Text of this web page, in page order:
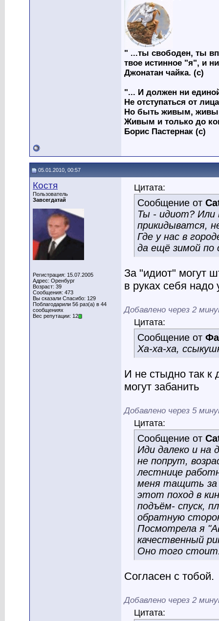
" ...ты свободен, ты
твое истинное "я", и
Джонатан чайка. (с)
"... И должен ни
Не отступаться от
Но быть живым,
Живым и только до
Борис Пастернак (с)
05.01.2010, 00:57
Костя
Пользователь
Завсегдатай
Регистрация: 15.07.2005
Адрес: Оренбург
Возраст: 39
Сообщения: 473
Вы сказали Спасибо: 129
Поблагодарили 56 раз(а) в 44
сообщениях
Вес репутации: 12
Цитата:
Сообщение от
Ты - идиот? Или
прикидыватся,
Где у нас в
да ещё зимой по
За "идиот" могут
в руках себя надо
Добавлено через 2
Цитата:
Сообщение от
Ха-ха-ха,
И не стыдно так к
могут забанить
Добавлено через 5
Цитата:
Сообщение от
Иди далеко и на
не попрут,
лестнице
меня тащить за
этот поход в
подъём- спуск,
обратную
Посмотрела я
качественный
Оно того
Согласен с тобой.
Добавлено через 2
Цитата: